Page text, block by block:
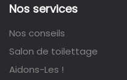
Nos services
Nos conseils
Salon de toilettage
Aidons-Les !